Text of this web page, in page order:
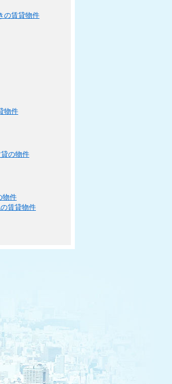
の賃貸物件
物件
の物件
物件
賃貸物件